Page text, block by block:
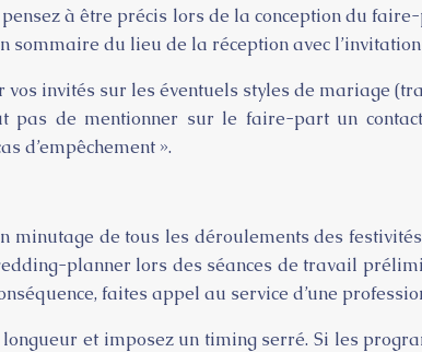
à être précis lors de la conception du
du lieu de la réception avec
vos invités sur les éventuels styles de mariage
pas de mentionner sur le faire-part un
d’empêchement ».
minutage de tous les déroulements des
planner lors des séances de travail
faites appel au service d’une
et imposez un timing serré. Si les